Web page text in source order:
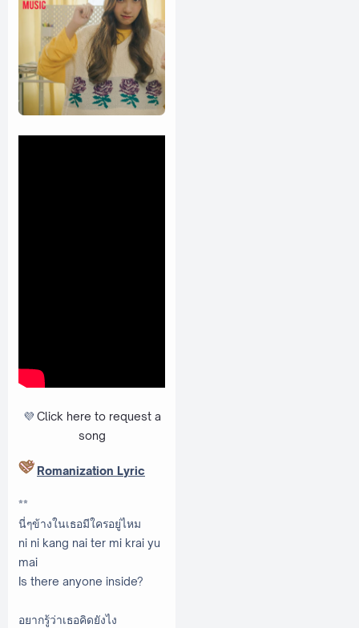
💜 Click here to request a
song
Romanization Lyric
**
นี่ๆข้างในเธอมีใครอยู่ไหม
ni ni kang nai ter mi krai yu
mai
Is there anyone inside?
อยากรู้ว่าเธอคิดยังไง